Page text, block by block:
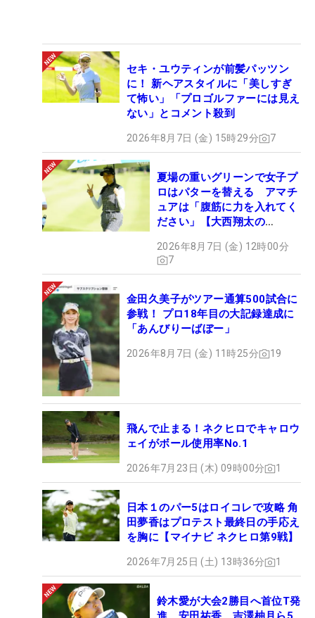
セキ・ユウティンが前髪パッツン
に！ 新ヘアスタイルに「美しすぎ
て怖い」「プロゴルファーには見え
ない」とコメント殺到
2026年8月7日 (金) 15時29分 7
夏場の重いグリーンで女子プ
ロはパターを替える アマチ
ュアは「腹筋に力を入れてく
ださい」【大西翔太の
2026年8月7日 (金) 12時00分
7
金田久美子がツアー通算500試合に
参戦！ プロ18年目の大記録達成に
「あんびりーばぼー」
2026年8月7日 (金) 11時25分 19
飛んで止まる！ネクヒロでキャロウ
ェイがボール使用率No.1
2026年7月23日 (木) 09時00分 1
日本１のパー5はロイコレで攻略 角
田夢香はプロテスト最終日の手応え
を胸に【マイナビ ネクヒロ第9戦】
2026年7月25日 (土) 13時36分 1
鈴木愛が大会2勝目へ首位T発